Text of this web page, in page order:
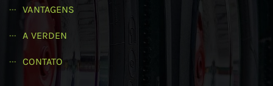
VANTAGENS
A VERDEN
CONTATO